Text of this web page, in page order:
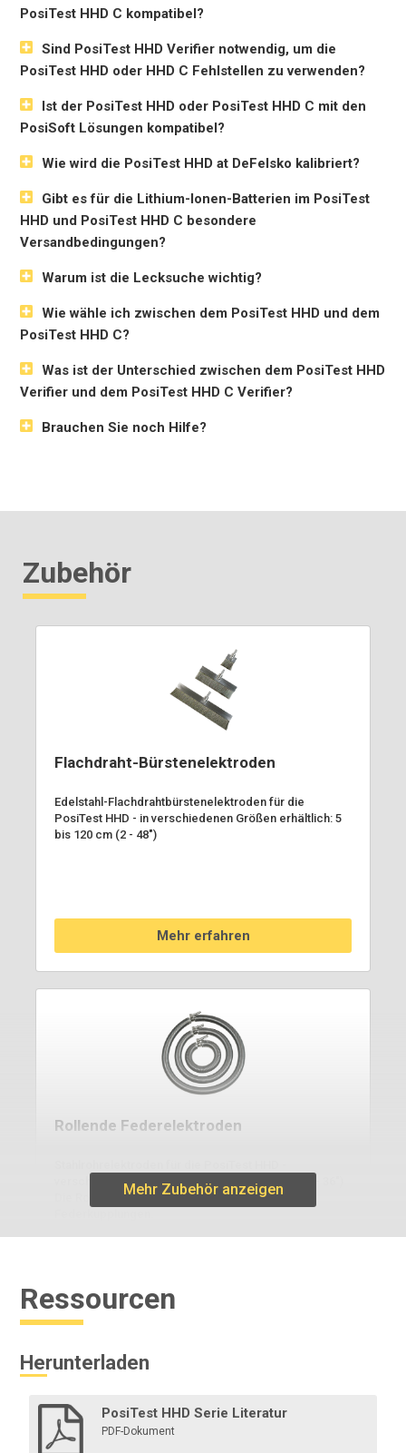
PosiTest HHD C kompatibel?
Sind PosiTest HHD Verifier notwendig, um die
PosiTest HHD oder HHD C Fehlstellen zu verwenden?
Ist der PosiTest HHD oder PosiTest HHD C mit den
PosiSoft Lösungen kompatibel?
Wie wird die PosiTest HHD at DeFelsko kalibriert?
Gibt es für die Lithium-Ionen-Batterien im PosiTest
HHD und PosiTest HHD C besondere
Versandbedingungen?
Warum ist die Lecksuche wichtig?
Wie wähle ich zwischen dem PosiTest HHD und dem
PosiTest HHD C?
Was ist der Unterschied zwischen dem PosiTest HHD
Verifier und dem PosiTest HHD C Verifier?
Brauchen Sie noch Hilfe?
Zubehör
Flachdraht-Bürstenelektroden
Edelstahl-Flachdrahtbürstenelektroden für die
PosiTest HHD - in verschiedenen Größen erhältlich: 5
bis 120 cm (2 - 48")
Mehr erfahren
Rollende Federelektroden
verschiedene Größen erhältlich: 10 bis 91 cm (4 - 36")
Die Rollfedern enthalten zwei vorinstallierte
Mehr erfahren
Mehr Zubehör anzeigen
Ressourcen
Herunterladen
PosiTest HHD Serie Literatur
PDF-Dokument